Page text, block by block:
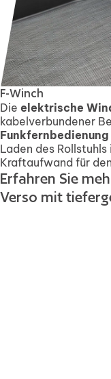
F-Winch
Die elektrische
kabelverbundener
Laden des
Kraftaufwand für
Erfahren Sie
Verso mit